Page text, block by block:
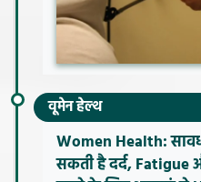
वूमेन हेल्थ
Women Health:
सकती है दर्द,